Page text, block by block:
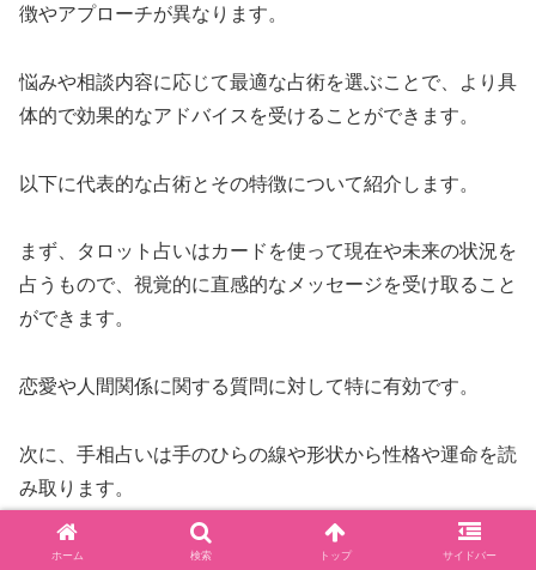
徴やアプローチが異なります。
悩みや相談内容に応じて最適な占術を選ぶことで、より具
体的で効果的なアドバイスを受けることができます。
以下に代表的な占術とその特徴について紹介します。
まず、タロット占いはカードを使って現在や未来の状況を
占うもので、視覚的に直感的なメッセージを受け取ること
ができます。
恋愛や人間関係に関する質問に対して特に有効です。
次に、手相占いは手のひらの線や形状から性格や運命を読
み取ります。
自分自身の特徴や、将来の方向性を知るのに適していま
ホーム 検索 トップ サイドバー